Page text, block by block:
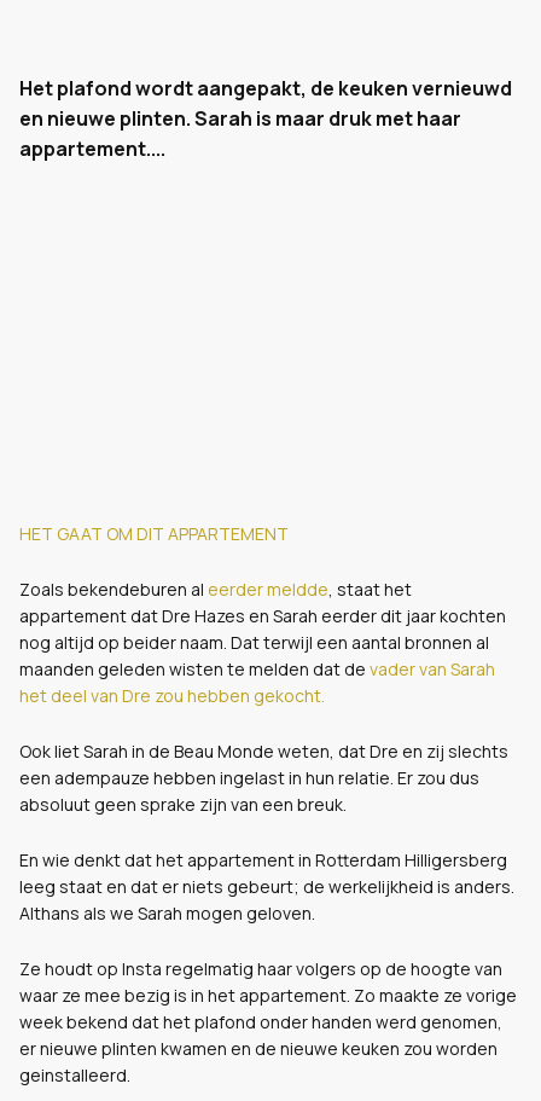
Het plafond wordt aangepakt, de keuken vernieuwd
en nieuwe plinten. Sarah is maar druk met haar
appartement....
HET GAAT OM DIT APPARTEMENT
Zoals bekendeburen al eerder meldde, staat het
appartement dat Dre Hazes en Sarah eerder dit jaar kochten
nog altijd op beider naam. Dat terwijl een aantal bronnen al
maanden geleden wisten te melden dat de vader van Sarah
het deel van Dre zou hebben gekocht.
Ook liet Sarah in de Beau Monde weten, dat Dre en zij slechts
een adempauze hebben ingelast in hun relatie. Er zou dus
absoluut geen sprake zijn van een breuk.
En wie denkt dat het appartement in Rotterdam Hilligersberg
leeg staat en dat er niets gebeurt; de werkelijkheid is anders.
Althans als we Sarah mogen geloven.
Ze houdt op Insta regelmatig haar volgers op de hoogte van
waar ze mee bezig is in het appartement. Zo maakte ze vorige
week bekend dat het plafond onder handen werd genomen,
er nieuwe plinten kwamen en de nieuwe keuken zou worden
geinstalleerd.